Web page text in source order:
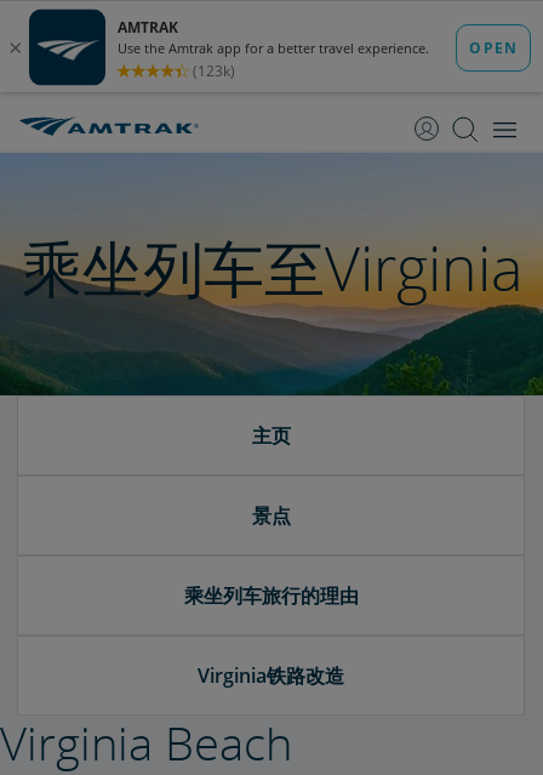
至
至
乘坐列车至Virginia
主页
景点
乘坐列车旅行的理由
Virginia铁路改造
Virginia Beach